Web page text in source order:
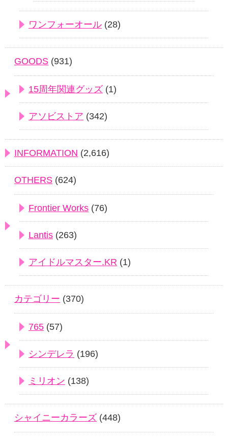
ワンフォーオール (28)
GOODS (931)
15周年関連グッズ (1)
アソビストア (342)
INFORMATION (2,616)
OTHERS (624)
Frontier Works (76)
Lantis (263)
アイドルマスター.KR (1)
カテゴリー (370)
765 (57)
シンデレラ (196)
ミリオン (138)
シャイニーカラーズ (448)